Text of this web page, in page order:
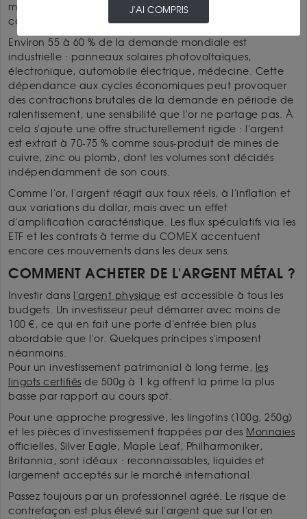
métal industriel stratégique, ce qui l'expose à des forces
contradictoires.
Environ 55 à 60 % de la demande mondiale est
industrielle : panneaux solaires photovoltaïques,
électronique, automobile électrique, médecine. Cette
dépendance aux cycles économiques peut provoquer
des contractions brutales de la demande en période de
ralentissement, une sensibilité que l'or ne partage pas. À
cela s'ajoute une offre structurellement rigide : l'argent
est extrait à 70-75 % comme sous-produit de mines de
cuivre, zinc ou plomb, dont les volumes sont décidés
indépendamment de son cours.
Comme l'or, l'argent réagit aux taux réels, à l'inflation et
aux variations du dollar, mais avec un effet
d'amplification caractéristique. Les flux spéculatifs via les
ETF et les contrats à terme du COMEX accentuent
encore ces mouvements dans les deux sens.
COMMENT ACHETER DE L'ARGENT MÉTAL ?
Investir dans l'argent physique est accessible à tous les
budgets. Un investisseur peut démarrer avec moins de
100 €, ce qui en fait une porte d'entrée bien plus
abordable que l'or. Quelques principes s'imposent
néanmoins.
Pour un investissement patrimonial à long terme, les
lingots certifiés de 500g à 1 kg offrent la prime la plus
basse par rapport au cours spot.
Pour une approche progressive, les lingotins (100g, 250g)
et les pièces d'investissement frappées par des Monnaies
officielles, Silver Eagle, Maple Leaf, Philharmoniker,
Britannia, sont idéaux : reconnaissables, liquides et
largement acceptés sur le marché international.
Passez toujours par un professionnel agréé. Le risque de
contrefaçon est plus élevé sur l'argent que sur l'or en
J'AI COMPRIS